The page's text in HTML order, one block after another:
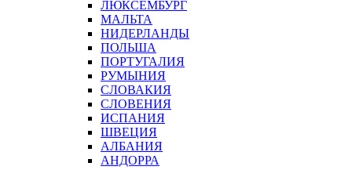
ЛЮКСЕМБУРГ
МАЛЬТА
НИДЕРЛАНДЫ
ПОЛЬША
ПОРТУГАЛИЯ
РУМЫНИЯ
СЛОВАКИЯ
СЛОВЕНИЯ
ИСПАНИЯ
ШВЕЦИЯ
АЛБАНИЯ
АНДОРРА